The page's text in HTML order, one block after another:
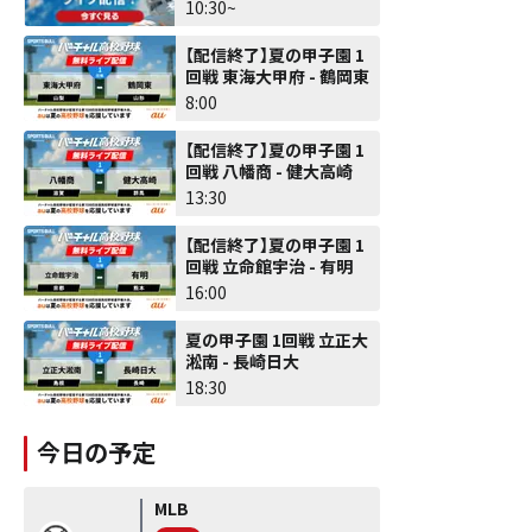
10:30~
【配信終了】夏の甲子園 1
回戦 東海大甲府 - 鶴岡東
8:00
【配信終了】夏の甲子園 1
回戦 八幡商 - 健大高崎
13:30
【配信終了】夏の甲子園 1
回戦 立命館宇治 - 有明
16:00
夏の甲子園 1回戦 立正大
淞南 - 長崎日大
18:30
今日の予定
MLB